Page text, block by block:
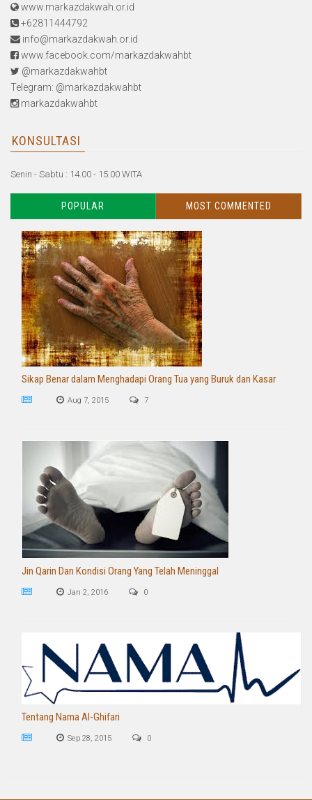
www.markazdakwah.or.id
+62811444792
info@markazdakwah.or.id
www.facebook.com/markazdakwahbt
@markazdakwahbt
Telegram: @markazdakwahbt
markazdakwahbt
KONSULTASI
Senin - Sabtu : 14.00 - 15.00 WITA
POPULAR MOST COMMENTED
Sikap Benar dalam Menghadapi Orang Tua yang Buruk dan Kasar
Aug 7, 2015 7
Jin Qarin Dan Kondisi Orang Yang Telah Meninggal
Jan 2, 2016 0
Tentang Nama Al-Ghifari
Sep 28, 2015 0